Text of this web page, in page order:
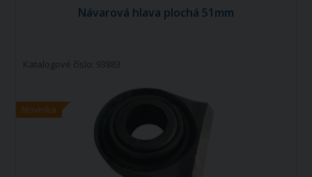
Návarová hlava plochá 51mm
Novinka
Katalogové číslo: 93883